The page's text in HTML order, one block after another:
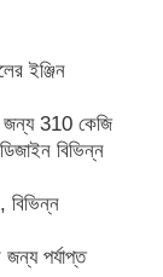
ইঞ্জিন
জন্য 310 কেজি
বিভিন্ন
বিভিন্ন
পর্যাপ্ত